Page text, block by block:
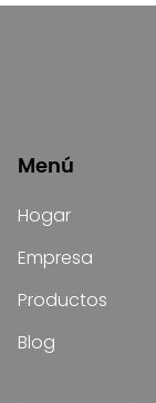
Menú
Hogar
Empresa
Productos
Blog